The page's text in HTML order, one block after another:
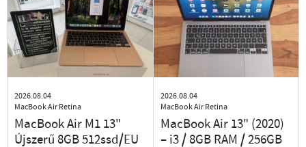
2026.08.04
MacBook Air Retina
MacBook Air M1 13"
Újszerű 8GB 512ssd/EU
2026.08.04
MacBook Air Retina
MacBook Air 13" (2020)
– i3 / 8GB RAM / 256GB